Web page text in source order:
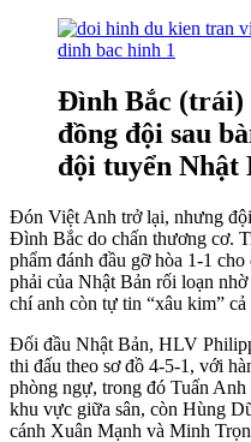
Đình Bắc (trái)
đồng đội sau
đội tuyển Nhật
Đón Việt Anh trở lại, nhưng
Đình Bắc do chấn thương cơ.
phẩm đánh đầu gỡ hòa 1-1
phải của Nhật Bản rối loạn
chí anh còn tự tin “xâu kim”
Đối đầu Nhật Bản, HLV
thi đấu theo sơ đồ 4-5-1, với
phòng ngự, trong đó Tuấn
khu vực giữa sân, còn Hùng
cánh Xuân Mạnh và Minh